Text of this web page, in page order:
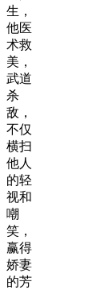
生，
他医
术救
美，
武道
杀
敌，
不仅
横扫
他人
的轻
视和
嘲
笑，
赢得
娇妻
的芳